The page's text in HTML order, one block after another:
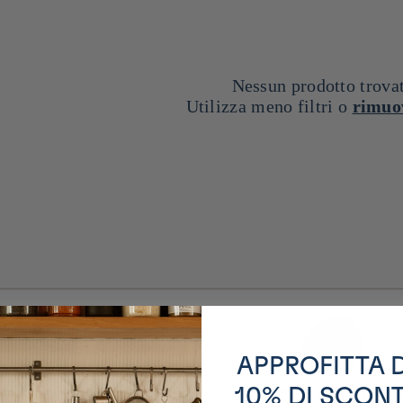
Nessun prodotto
Utilizza meno filtri o
del 10% Area dedicata
APPROFITTA
10% DI